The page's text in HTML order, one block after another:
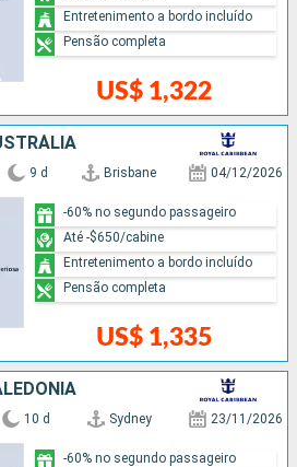
US$ 1,322
Entretenimento a bordo incluído
Pensão completa
9 d Brisbane 04/12/2026
US$ 1,335
-60% no segundo passageiro
Até -$650/cabine
Entretenimento a bordo incluído
Pensão completa
10 d Sydney 23/11/2026
-60% no segundo passageiro